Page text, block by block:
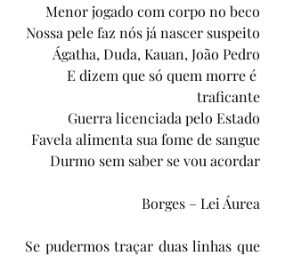
Menor jogado com corpo no beco
Nossa pele faz nós já nascer suspeito
Ágatha, Duda, Kauan, João Pedro
E dizem que só quem morre é
traficante
Guerra licenciada pelo Estado
Favela alimenta sua fome de sangue
Durmo sem saber se vou acordar
Borges – Lei Áurea
Se pudermos traçar duas linhas que